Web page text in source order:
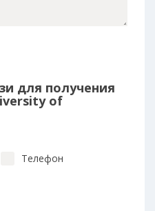
для получения
of
Телефон